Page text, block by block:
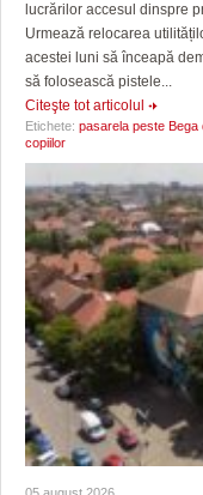
lucrărilor accesul dinspre
Urmează relocarea
acestei luni să înceapă
să folosească pistele...
Citeşte tot articolul
Etichete: pasarela peste Bega
copiilor
05 august 2026